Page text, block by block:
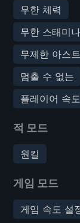
무한 체력
무한 스태미나
무제한 아스
멈출 수 없는
플레이어 속
적 모드
원킬
게임 모드
게임 속도 설